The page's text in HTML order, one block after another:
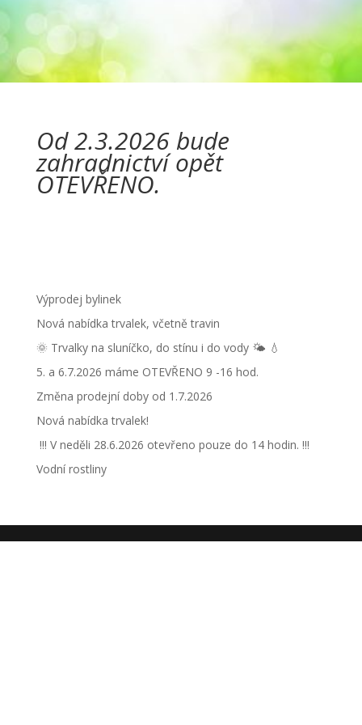
Od 2.3.2026 bude
zahradnictví opět
OTEVŘENO.
Výprodej bylinek
Nová nabídka trvalek, včetně travin
🌞 Trvalky na sluníčko, do stínu i do vody 🌤 💧
5. a 6.7.2026 máme OTEVŘENO 9 -16 hod.
Změna prodejní doby od 1.7.2026
Nová nabídka trvalek!
!!! V neděli 28.6.2026 otevřeno pouze do 14 hodin. !!!
Vodní rostliny